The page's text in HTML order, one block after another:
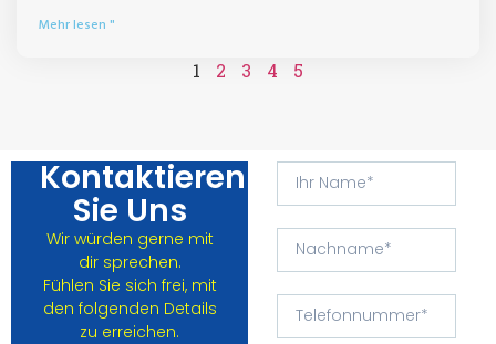
Mehr lesen "
1 2 3 4 5
Kontaktieren
Sie Uns
Wir würden gerne mit
dir sprechen.
Fühlen Sie sich frei, mit
den folgenden Details
zu erreichen.